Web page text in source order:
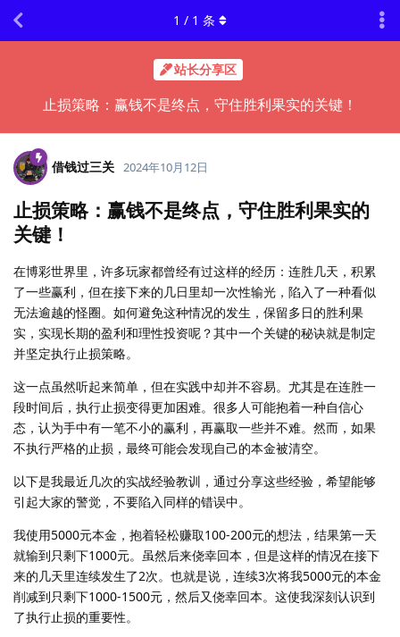
站长分享区
止损策略：赢钱不是终点，守住胜利果实的关键！
1 / 1 条
借钱过三关 2024年10月12日
止损策略：赢钱不是终点，守住胜利果实的
关键！
在博彩世界里，许多玩家都曾经有过这样的经历：连胜几天，积累
了一些赢利，但在接下来的几日里却一次性输光，陷入了一种看似
无法逾越的怪圈。如何避免这种情况的发生，保留多日的胜利果
实，实现长期的盈利和理性投资呢？其中一个关键的秘诀就是制定
并坚定执行止损策略。
这一点虽然听起来简单，但在实践中却并不容易。尤其是在连胜一
段时间后，执行止损变得更加困难。很多人可能抱着一种自信心
态，认为手中有一笔不小的赢利，再赢取一些并不难。然而，如果
不执行严格的止损，最终可能会发现自己的本金被清空。
以下是我最近几次的实战经验教训，通过分享这些经验，希望能够
引起大家的警觉，不要陷入同样的错误中。
我使用5000元本金，抱着轻松赚取100-200元的想法，结果第一天
就输到只剩下1000元。虽然后来侥幸回本，但是这样的情况在接下
来的几天里连续发生了2次。也就是说，连续3次将我5000元的本金
削减到只剩下1000-1500元，然后又侥幸回本。这使我深刻认识到
了执行止损的重要性。